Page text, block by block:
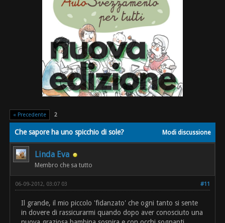
« Precedente 2
Modi discussione
Che sapore ha uno spicchio di sole?
Linda Eva
Membro che sa tutto
#11
06-09-2012, 03:07 03
Il grande, il mio piccolo 'fidanzato' che ogni tanto si sente
in dovere di rassicurarmi quando dopo aver conosciuto una